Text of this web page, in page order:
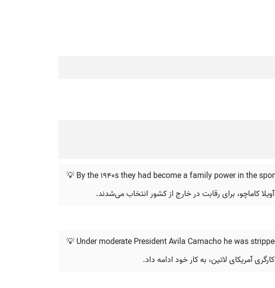
💡 By the 1940s they had become a family power in the
💡 Under moderate President Avila Camacho he was
آمریکای لاتین، به کار خود ادامه داد.